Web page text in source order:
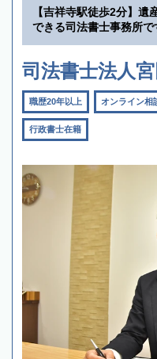
【吉祥寺駅徒歩2分】
できる司法書士事務所で
司法書士法人
職歴20年以上 オンライン相
行政書士在籍